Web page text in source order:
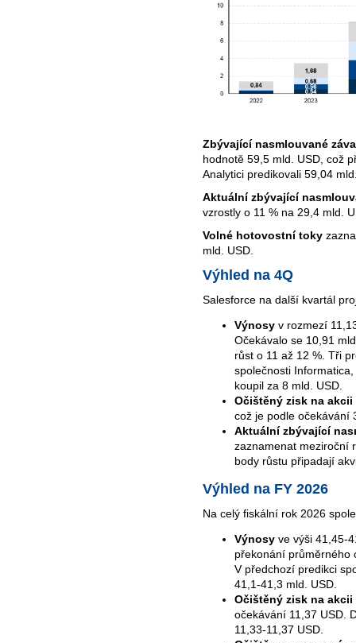
Zbývající nasmlouvané
hodnotě 59,5 mld. USD, což
Analytici predikovali 59,04
Aktuální zbývající
vzrostly o 11 % na 29,4 mld.
Volné hotovostní toky
mld. USD.
Výhled na 4Q
Salesforce na další kvartál
Výnosy v rozmezí
Očekávalo se 10,91
růst o 11 až 12 %. Tři
společnosti
koupil za 8 mld. USD.
Očištěný zisk na akcii
což je podle očekávání
Aktuální zbývající
zaznamenat meziroční
body růstu připadají
Výhled na FY 2026
Na celý fiskální rok 2026
Výnosy ve výši 41,45-
překonání průměrného
V předchozí predikci
41,1-41,3 mld. USD.
Očištěný zisk na akcii
očekávání 11,37 USD.
11,33-11,37 USD.